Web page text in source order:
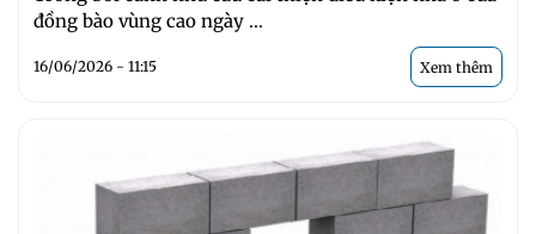
đồng bào vùng cao ngày ...
16/06/2026 - 11:15 Xem thêm